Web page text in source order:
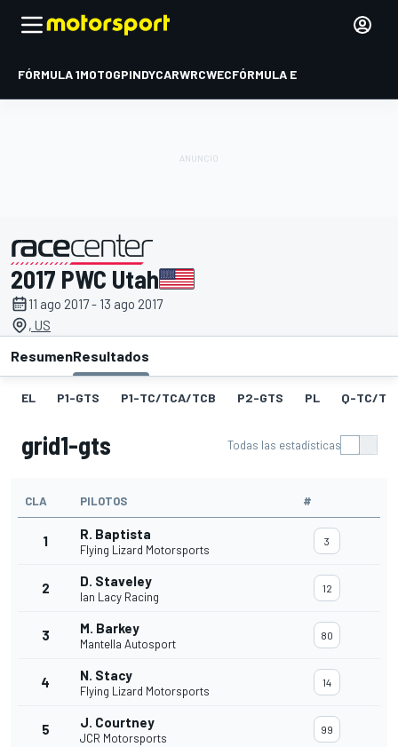
FÓRMULA 1MOTOGPINDYCARWRCWECFÓRMULA E
presentado por
2017 PWC Utah
11 ago 2017 - 13 ago 2017
, US
ResumenResultados
EL P1-GTS P1-TC/TCA/TCB P2-GTS PL Q-TC/
grid1-gts Todas las estadísticas
CLA PILOTOS #
1 R. Baptista
Flying Lizard Motorsports
3
2 D. Staveley
Ian Lacy Racing
12
3 M. Barkey
Mantella Autosport
80
4 N. Stacy
Flying Lizard Motorsports
14
5 J. Courtney
JCR Motorsports
99